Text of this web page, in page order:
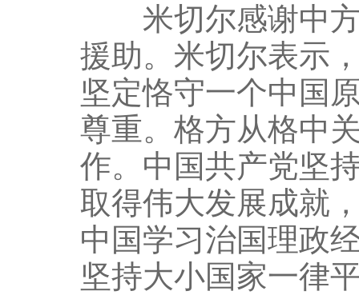
米切尔感谢中方
援助。米切尔表示
坚定恪守一个中国
尊重。格方从格中
作。中国共产党坚
取得伟大发展成就
中国学习治国理政
坚持大小国家一律